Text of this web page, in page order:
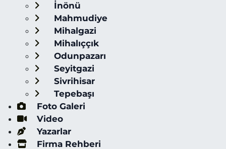
İnönü
Mahmudiye
Mihalgazi
Mihalıççık
Odunpazarı
Seyitgazi
Sivrihisar
Tepebaşı
Foto Galeri
Video
Yazarlar
Firma Rehberi